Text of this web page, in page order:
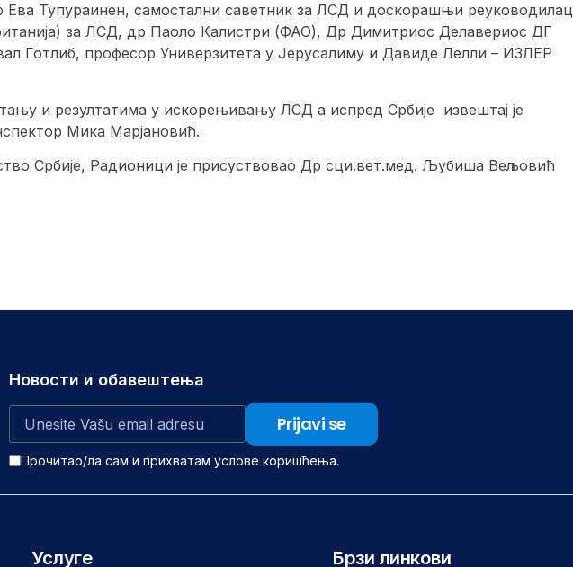
Тупураинен, самостални саветник за ЛСД и доскорашњи реуководилац
за ЛСД, др Паоло Калистри (ФАО), Др Димитриос Делавериос ДГ
Готлиб, професор Универзитета у Јерусалиму и Давиде Лелли – ИЗЛЕР
и резултатима у искорењивању ЛСД а испред Србије извештај је
Мика Марјановић.
Србије, Радионици је присуствовао Др сци.вет.мед. Љубиша Вељовић
Новости и обавештења
Прочитао/ла сам и прихватам услове коришћења.
Услуге Брзи линкови